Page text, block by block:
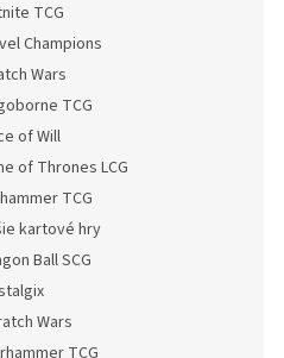
TCG
Champions
Wars
TCG
of Will
of Thrones LCG
TCG
kartové hry
Ball SCG
Wars
TCG